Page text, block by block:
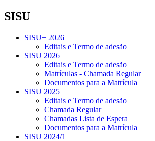
SISU
SISU+ 2026
Editais e Termo de adesão
SISU 2026
Editais e Termo de adesão
Matrículas - Chamada Regular
Documentos para a Matrícula
SISU 2025
Editais e Termo de adesão
Chamada Regular
Chamadas Lista de Espera
Documentos para a Matrícula
SISU 2024/1